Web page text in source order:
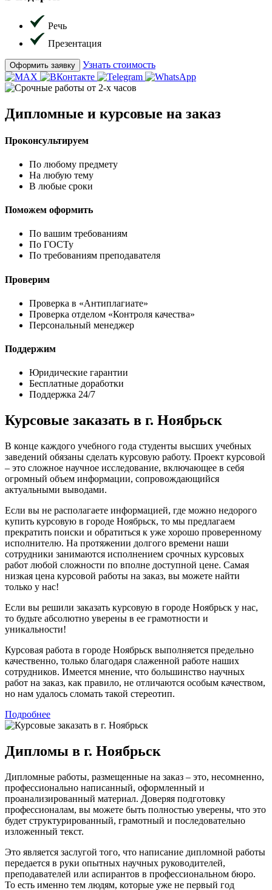
Речь
Презентация
Оформить заявку Узнать стоимость
Дипломные и курсовые на заказ
Проконсультируем
По любому предмету
На любую тему
В любые сроки
Поможем оформить
По вашим требованиям
По ГОСТу
По требованиям преподавателя
Проверим
Проверка в «Антиплагиате»
Проверка отделом «Контроля качества»
Персональный менеджер
Поддержим
Юридические гарантии
Бесплатные доработки
Поддержка 24/7
Курсовые заказать в г. Ноябрьск
В конце каждого учебного года студенты высших учебных
заведений обязаны сделать курсовую работу. Проект курсовой
– это сложное научное исследование, включающее в себя
огромный объем информации, сопровождающийся
актуальными выводами.
Если вы не располагаете информацией, где можно недорого
купить курсовую в городе Ноябрьск, то мы предлагаем
прекратить поиски и обратиться к уже хорошо проверенному
исполнителю. На протяжении долгого времени наши
сотрудники занимаются исполнением срочных курсовых
работ любой сложности по вполне доступной цене. Самая
низкая цена курсовой работы на заказ, вы можете найти
только у нас!
Если вы решили заказать курсовую в городе Ноябрьск у нас,
то будьте абсолютно уверены в ее грамотности и
уникальности!
Курсовая работа в городе Ноябрьск выполняется предельно
качественно, только благодаря слаженной работе наших
сотрудников. Имеется мнение, что большинство научных
работ на заказ, как правило, не отличаются особым качеством,
но нам удалось сломать такой стереотип.
Подробнее
Дипломы в г. Ноябрьск
Дипломные работы, размещенные на заказ – это, несомненно,
профессионально написанный, оформленный и
проанализированный материал. Доверяя подготовку
профессионалам, вы можете быть полностью уверены, что это
будет структурированный, грамотный и последовательно
изложенный текст.
Это является заслугой того, что написание дипломной работы
передается в руки опытных научных руководителей,
преподавателей или аспирантов в профессиональном бюро.
То есть именно тем людям, которые уже не первый год